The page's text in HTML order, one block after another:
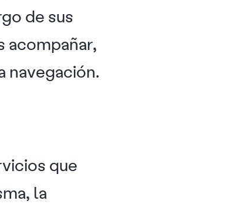
de sus
acompañar,
navegación.
que
la